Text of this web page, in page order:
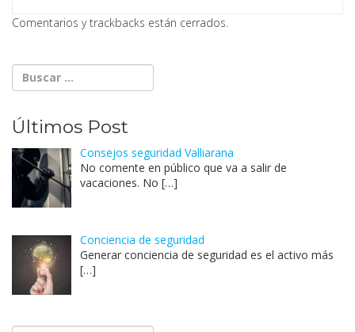
Comentarios y trackbacks están cerrados.
Últimos Post
Consejos seguridad Valliarana
No comente en público que va a salir de
vacaciones. No […]
Conciencia de seguridad
Generar conciencia de seguridad es el activo más
[…]